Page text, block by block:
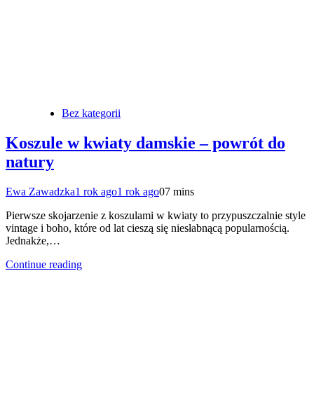
Bez kategorii
Koszule w kwiaty damskie – powrót do
natury
Ewa Zawadzka1 rok ago1 rok ago07 mins
Pierwsze skojarzenie z koszulami w kwiaty to przypuszczalnie style
vintage i boho, które od lat cieszą się niesłabnącą popularnością.
Jednakże,…
Continue reading